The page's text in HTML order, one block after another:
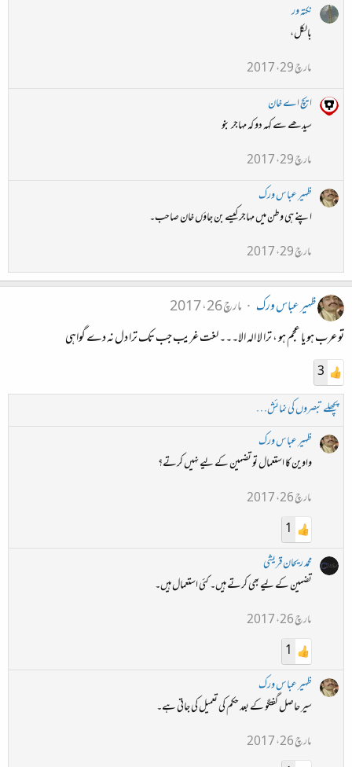
نکتہ ور
بالکل،
مارچ 29، 2017
ایچ اے خان
سیدھے سے کہہ دو کہ مہاجر بنو
مارچ 29، 2017
ظہیر عباس ورک
اپنے ہی وطن میں مہاجر کیسے بن جاؤں خان صاحب۔
مارچ 29، 2017
ظہیر عباس ورک
مارچ 26، 2017
تو عرب ہو یا عجم ہو ، ترا لا الہ الا۔۔۔ لغت غریب جب تک ترا دل نہ دے گواہی
3
پچھلے تبصروں کی نمائش…
ظہیر عباس ورک
واوین کا استعمال تو تضمین کے لیے نہیں کرتے؟
مارچ 26، 2017
1
محمد ریحان قریشی
تضمین کے لیے بھی کرتے ہیں۔ کئی استعمال ہیں۔
مارچ 26، 2017
1
ظہیر عباس ورک
سیر حاصل گفتگو کے بعد حکم کی تعمیل کی جاتی ہے۔
مارچ 26، 2017